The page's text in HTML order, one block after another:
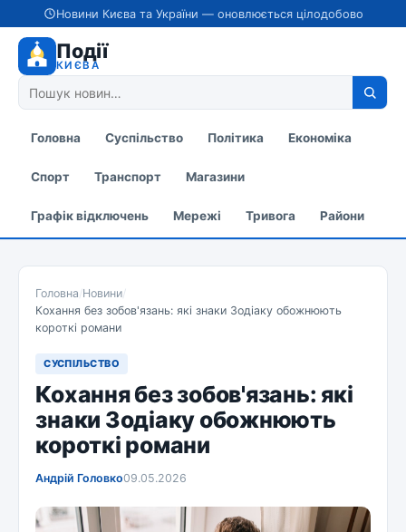
Новини Києва та України — оновлюється цілодобово
Події
КИЄВА
Головна Суспільство Політика Економіка
Спорт Транспорт Магазини
Графік відключень Мережі Тривога Райони
Головна/Новини/
Кохання без зобов'язань: які знаки Зодіаку обожнюють
короткі романи
СУСПІЛЬСТВО
Кохання без зобов'язань: які
знаки Зодіаку обожнюють
короткі романи
Андрій Головко09.05.2026